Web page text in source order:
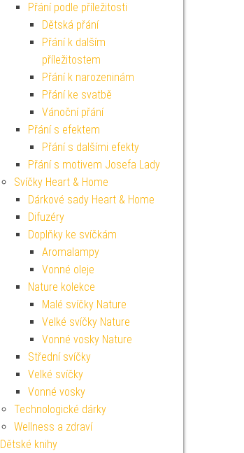
Přání podle příležitosti
Dětská přání
Přání k dalším
příležitostem
Přání k narozeninám
Přání ke svatbě
Vánoční přání
Přání s efektem
Přání s dalšími efekty
Přání s motivem Josefa Lady
Svíčky Heart & Home
Dárkové sady Heart & Home
Difuzéry
Doplňky ke svíčkám
Aromalampy
Vonné oleje
Nature kolekce
Malé svíčky Nature
Velké svíčky Nature
Vonné vosky Nature
Střední svíčky
Velké svíčky
Vonné vosky
Technologické dárky
Wellness a zdraví
Dětské knihy